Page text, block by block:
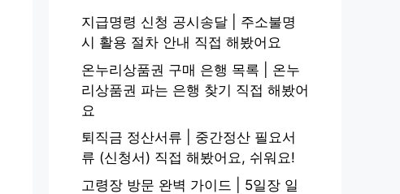
지급명령 신청 공시송달 | 주소불명
시 활용 절차 안내 직접 해봤어요
온누리상품권 구매 은행 목록 | 온누
리상품권 파는 은행 찾기 직접 해봤어
요
퇴직금 정산서류 | 중간정산 필요서
류 (신청서) 직접 해봤어요, 쉬워요!
고령장 방문 완벽 가이드 | 5일장 일